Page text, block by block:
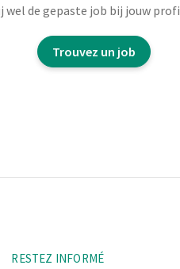
wel de gepaste job bij jouw
Trouvez un job
RESTEZ INFORMÉ